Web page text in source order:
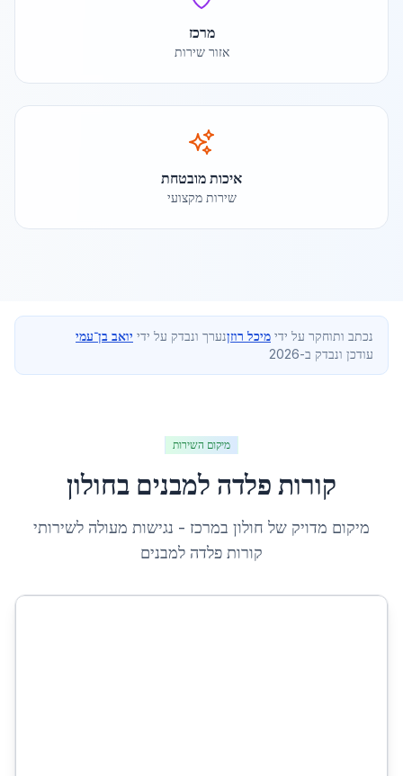
מרכז
אזור שירות
איכות מובטחת
שירות מקצועי
נכתב ותוחקר על ידי מיכל רוזןנערך ונבדק על ידי יואב בן־עמי
עודכן ונבדק ב-2026
מיקום השירות
קורות פלדה למבנים בחולון
מיקום מדויק של חולון במרכז - נגישות מעולה לשירותי
קורות פלדה למבנים